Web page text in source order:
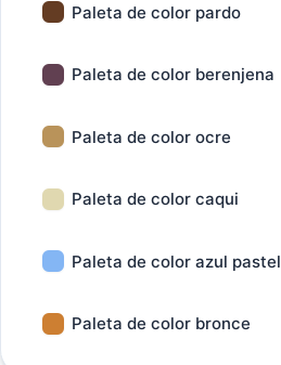
Paleta de color pardo
Paleta de color berenjena
Paleta de color ocre
Paleta de color caqui
Paleta de color azul pastel
Paleta de color bronce